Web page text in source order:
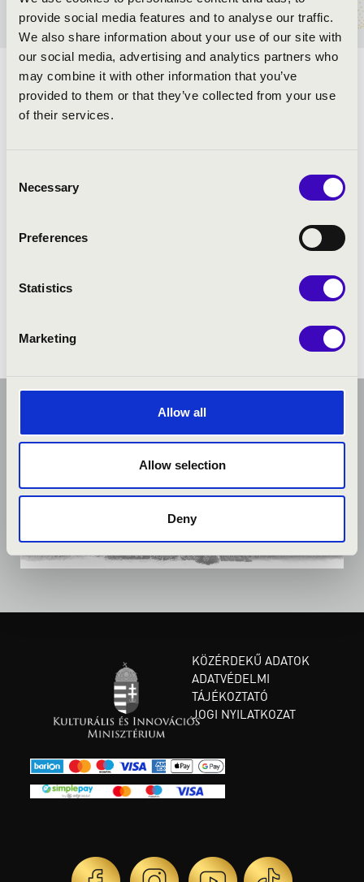
provide social media features and to analyse our traffic.
We also share information about your use of our site with
our social media, advertising and analytics partners who
may combine it with other information that you’ve
provided to them or that they’ve collected from your use
of their services.
Selection
Necessary
Preferences
Statistics
Marketing
Allow all
Allow selection
Deny
BÉRLET- ÉS JEGYÁRAK
ELŐADÓK:
Gorni Miriána Míra
KÖZÉRDEKŰ ADATOK
ADATVÉDELMI
TÁJÉKOZTATÓ
JOGI NYILATKOZAT